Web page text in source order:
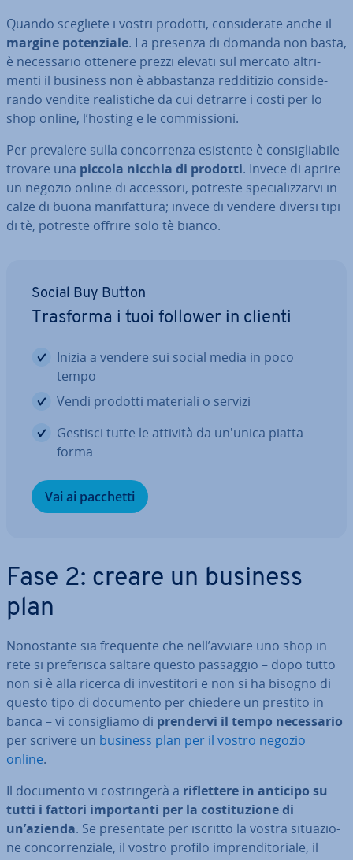
Quando scegliete i vostri prodotti, con­si­de­ra­te anche il
margine po­ten­zia­le. La presenza di domanda non basta,
è ne­ces­sa­rio ottenere prezzi elevati sul mercato al­tri­
men­ti il business non è ab­ba­stan­za red­di­ti­zio con­si­de­
ran­do vendite rea­li­sti­che da cui detrarre i costi per lo
shop online, l’hosting e le com­mis­sio­ni.
Per prevalere sulla con­cor­ren­za esistente è con­si­glia­bi­le
trovare una piccola nicchia di prodotti. Invece di aprire
un negozio online di accessori, potreste spe­cia­liz­zar­vi in
calze di buona ma­ni­fat­tu­ra; invece di vendere diversi tipi
di tè, potreste offrire solo tè bianco.
Social Buy Button
Trasforma i tuoi follower in clienti
Inizia a vendere sui social media in poco
tempo
Vendi prodotti materiali o servizi
Gestisci tutte le attività da un'unica piat­ta­
for­ma
Vai ai pacchetti
Fase 2: creare un business
plan
No­no­stan­te sia frequente che nell’avviare uno shop in
rete si pre­fe­ri­sca saltare questo passaggio – dopo tutto
non si è alla ricerca di in­ve­sti­to­ri e non si ha bisogno di
questo tipo di documento per chiedere un prestito in
banca – vi con­si­glia­mo di prendervi il tempo ne­ces­sa­rio
per scrivere un business plan per il vostro negozio
online.
Il documento vi co­strin­ge­rà a ri­flet­te­re in anticipo su
tutti i fattori im­por­tan­ti per la co­sti­tu­zio­ne di
un’azienda. Se pre­sen­ta­te per iscritto la vostra si­tua­zio­
ne con­cor­ren­zia­le, il vostro profilo im­pren­di­to­ria­le, il